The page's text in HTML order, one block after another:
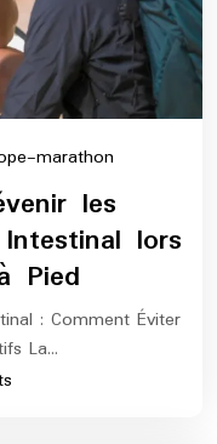
marathon
marathon
les
lors
Pied
: Comment Éviter
La…